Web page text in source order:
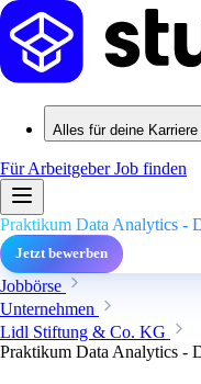
Alles für deine Karriere
Für ArbeitgeberJob finden
Praktikum Data Analytics -
Jetzt bewerben
Jobbörse
Unternehmen
Lidl Stiftung & Co. KG
Praktikum Data Analytics -